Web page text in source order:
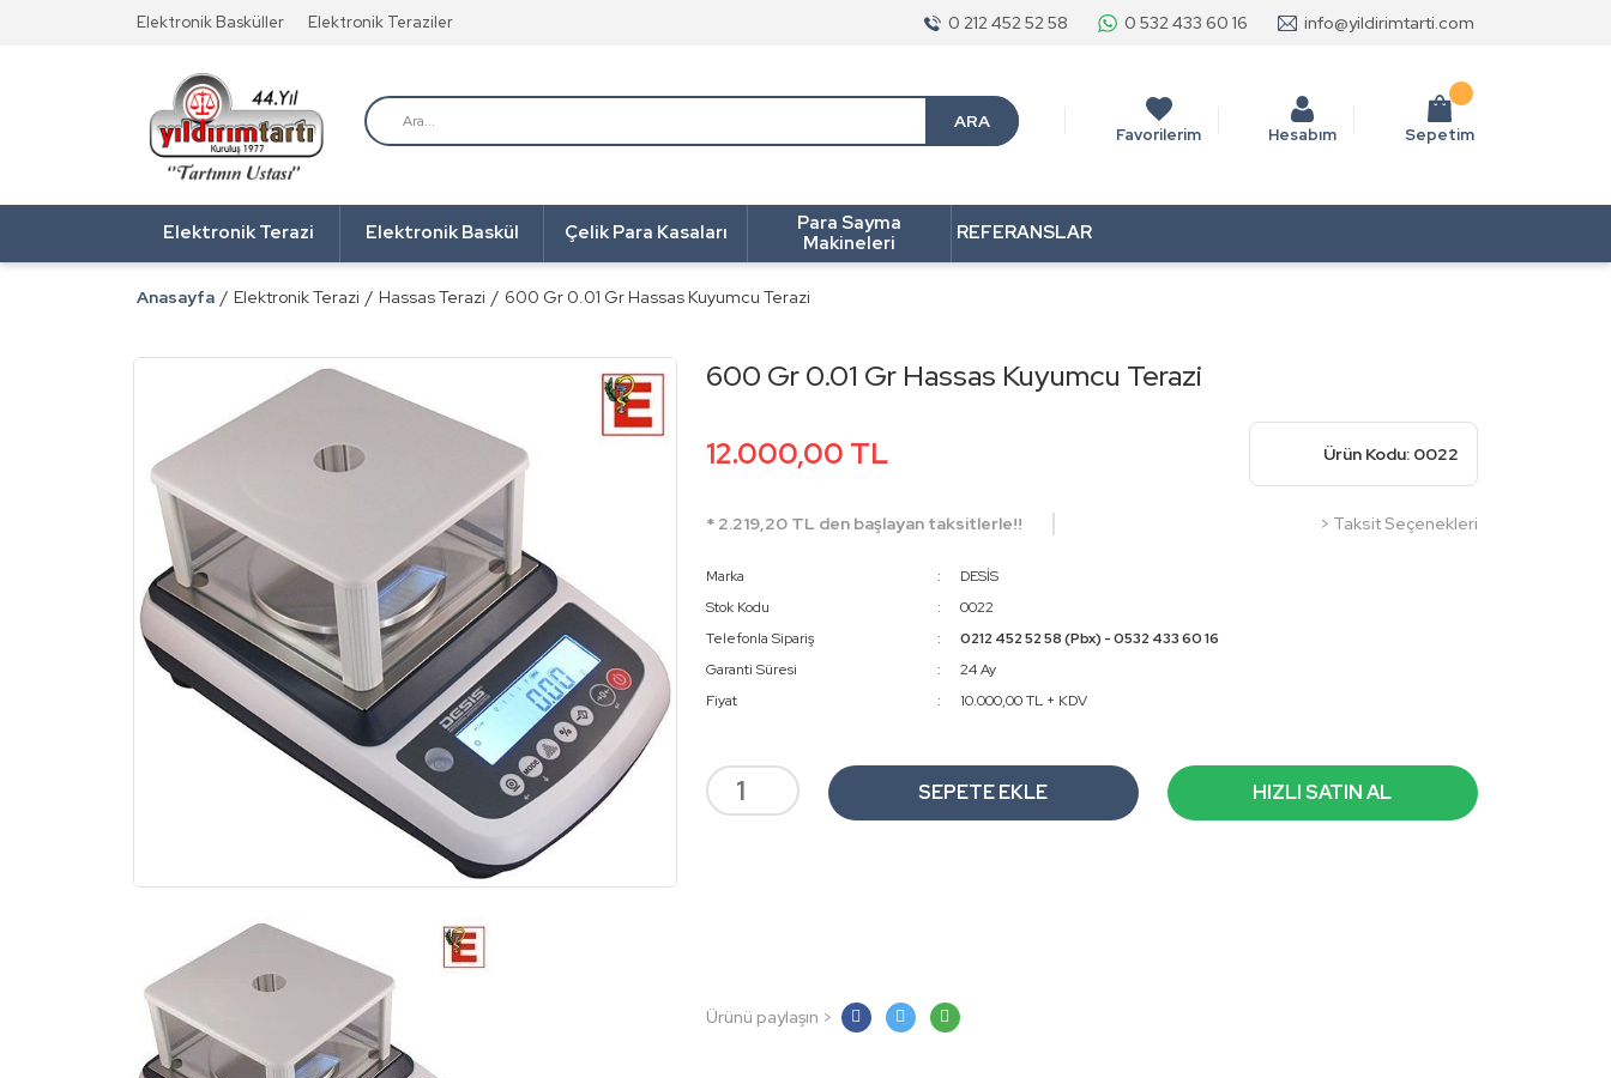
Elektronik Basküller Elektronik Teraziler 0 212 452 52 58 0 532 433 60 16 info@yildirimtarti.com
ARA
Favorilerim Hesabım Sepetim
Elektronik Terazi Elektronik Baskül Çelik Para Kasaları
Para Sayma
Makineleri
REFERANSLAR
Anasayfa Elektronik Terazi Hassas Terazi 600 Gr 0.01 Gr Hassas Kuyumcu Terazi
600 Gr 0.01 Gr Hassas Kuyumcu Terazi
12.000,00 TL Ürün Kodu: 0022
* 2.219,20 TL den başlayan taksitlerle!! > Taksit Seçenekleri
Marka
DESİS
Stok Kodu
0022
Telefonla Sipariş
0212 452 52 58 (Pbx) - 0532 433 60 16
Garanti Süresi
24 Ay
Fiyat
10.000,00 TL + KDV
SEPETE EKLE HIZLI SATIN AL
Ürünü paylaşın >